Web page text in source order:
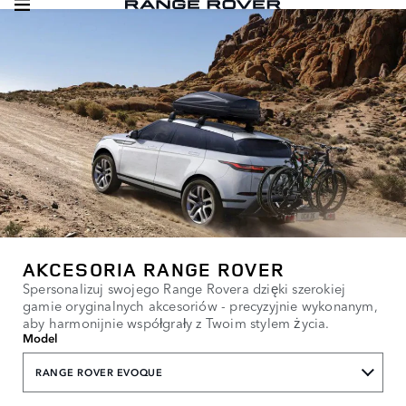
AKCESORIA RANGE ROVER
Spersonalizuj swojego Range Rovera dzięki szerokiej
gamie oryginalnych akcesoriów - precyzyjnie wykonanym,
aby harmonijnie współgrały z Twoim stylem życia.
Model
RANGE ROVER EVOQUE